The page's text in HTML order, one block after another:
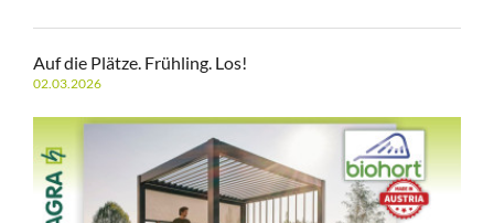
Auf die Plätze. Frühling. Los!
02.03.2026